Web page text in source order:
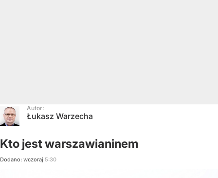
Autor:
Łukasz Warzecha
Kto jest warszawianinem
Dodano: wczoraj 5:30